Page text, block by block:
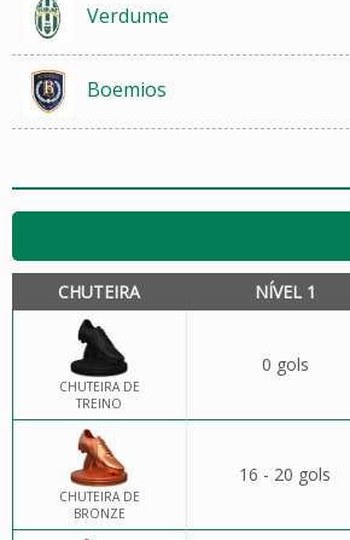
Verdume
Boemios
CHUTEIRA NÍVEL 1
CHUTEIRA DE
TREINO
0 gols
CHUTEIRA DE
BRONZE
16 - 20 gols